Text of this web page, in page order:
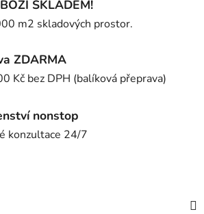
SKLADEM!
m2 skladových prostor.
ZDARMA
Kč bez DPH (balíková přeprava)
nonstop
konzultace 24/7